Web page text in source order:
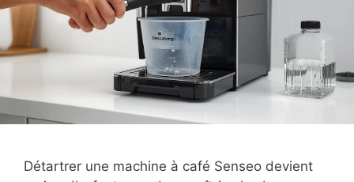
Détartrer une machine à café Senseo devient